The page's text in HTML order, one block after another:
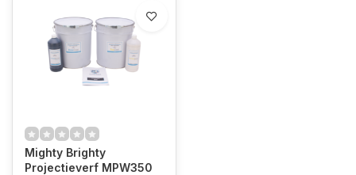
Mighty Brighty
Projectieverf MPW350